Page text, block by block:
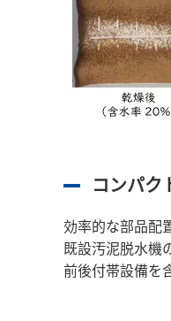
コンパク
効率的な部品配
既設汚泥脱水機
前後付帯設備を